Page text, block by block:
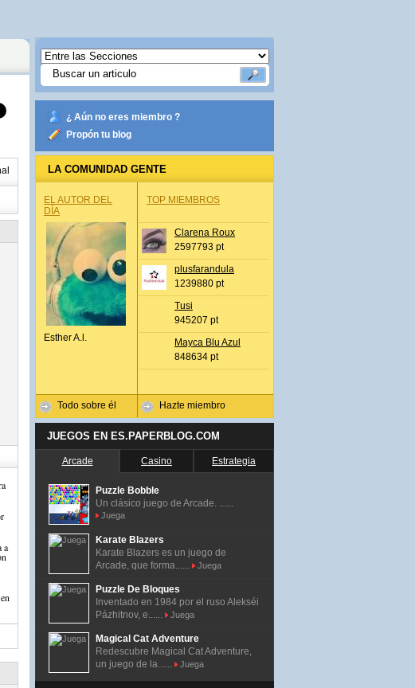
a
¿ Aún no eres miembro ?
Propón tu blog
LA COMUNIDAD GENTE
EL AUTOR DEL
DÍA
Esther A.l.
Todo sobre él
TOP MIEMBROS
Clarena Roux
2597793 pt
plusfarandula
1239880 pt
Tusi
945207 pt
Mayca Blu Azul
848634 pt
Hazte miembro
JUEGOS EN ES.PAPERBLOG.COM
Arcade Casino Estrategia
Puzzle Bobble
Un clásico juego de Arcade. ......
Juega
Karate Blazers
Karate Blazers es un juego de
Arcade, que forma......
Juega
Puzzle De Bloques
Inventado en 1984 por el ruso Alekséi
Pázhitnov, e......
Juega
Magical Cat Adventure
Redescubre Magical Cat Adventure,
un juego de la......
Juega